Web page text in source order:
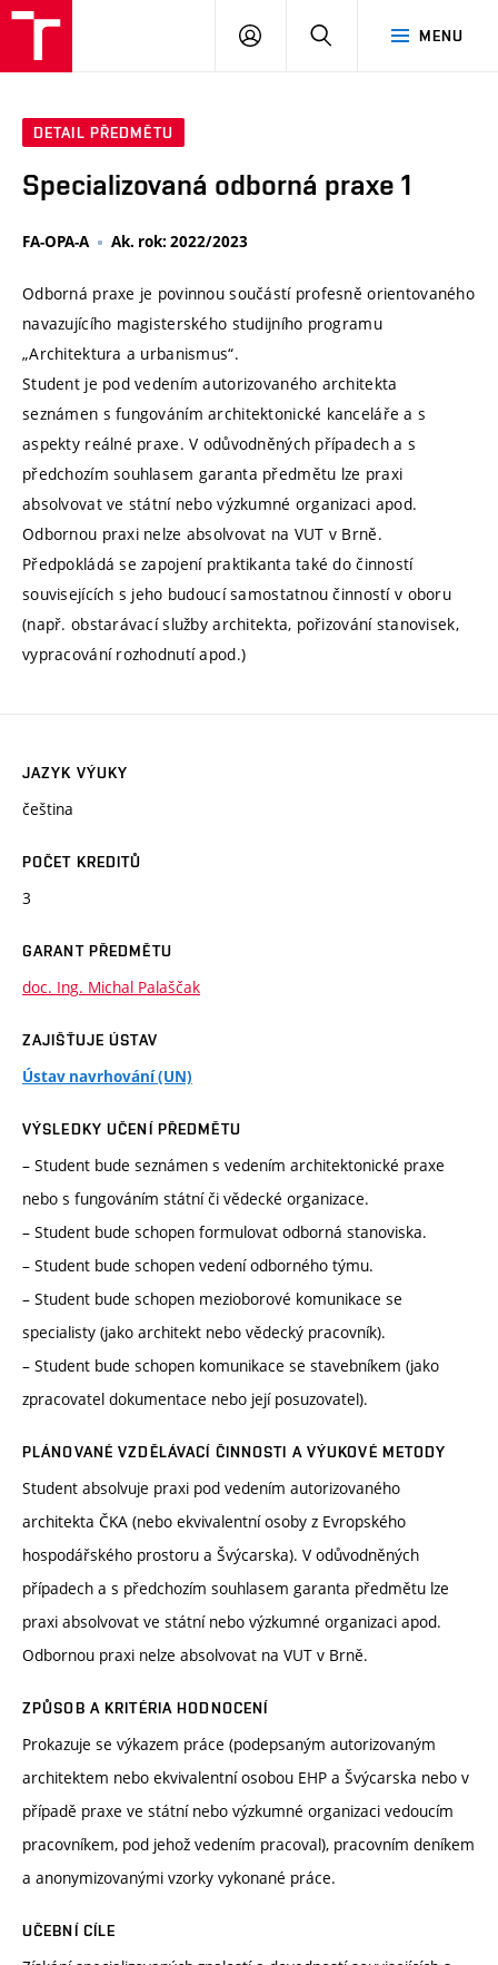
MENU
PŘIHLÁSIT
DETAIL PŘEDMĚTU
Specializovaná odborná praxe 1
FA-OPA-A Ak. rok: 2022/2023
Odborná praxe je povinnou součástí profesně orientovaného
navazujícího magisterského studijního programu
„Architektura a urbanismus“.
Student je pod vedením autorizovaného architekta
seznámen s fungováním architektonické kanceláře a s
aspekty reálné praxe. V odůvodněných případech a s
předchozím souhlasem garanta předmětu lze praxi
absolvovat ve státní nebo výzkumné organizaci apod.
Odbornou praxi nelze absolvovat na VUT v Brně.
Předpokládá se zapojení praktikanta také do činností
souvisejících s jeho budoucí samostatnou činností v oboru
(např. obstarávací služby architekta, pořizování stanovisek,
vypracování rozhodnutí apod.)
JAZYK VÝUKY
čeština
POČET KREDITŮ
3
GARANT PŘEDMĚTU
doc. Ing. Michal Palaščak
ZAJIŠŤUJE ÚSTAV
Ústav navrhování (UN)
VÝSLEDKY UČENÍ PŘEDMĚTU
– Student bude seznámen s vedením architektonické praxe
nebo s fungováním státní či vědecké organizace.
– Student bude schopen formulovat odborná stanoviska.
– Student bude schopen vedení odborného týmu.
– Student bude schopen mezioborové komunikace se
specialisty (jako architekt nebo vědecký pracovník).
– Student bude schopen komunikace se stavebníkem (jako
zpracovatel dokumentace nebo její posuzovatel).
PLÁNOVANÉ VZDĚLÁVACÍ ČINNOSTI A VÝUKOVÉ METODY
Student absolvuje praxi pod vedením autorizovaného
architekta ČKA (nebo ekvivalentní osoby z Evropského
hospodářského prostoru a Švýcarska). V odůvodněných
případech a s předchozím souhlasem garanta předmětu lze
praxi absolvovat ve státní nebo výzkumné organizaci apod.
Odbornou praxi nelze absolvovat na VUT v Brně.
ZPŮSOB A KRITÉRIA HODNOCENÍ
Prokazuje se výkazem práce (podepsaným autorizovaným
architektem nebo ekvivalentní osobou EHP a Švýcarska nebo v
případě praxe ve státní nebo výzkumné organizaci vedoucím
pracovníkem, pod jehož vedením pracoval), pracovním deníkem
a anonymizovanými vzorky vykonané práce.
UČEBNÍ CÍLE